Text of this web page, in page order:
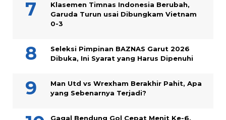
Klasemen Timnas Indonesia Berubah,
Garuda Turun usai Dibungkam Vietnam
0-3
Seleksi Pimpinan BAZNAS Garut 2026
Dibuka, Ini Syarat yang Harus Dipenuhi
Man Utd vs Wrexham Berakhir Pahit, Apa
yang Sebenarnya Terjadi?
Gagal Bendung Gol Cepat Menit Ke-6,